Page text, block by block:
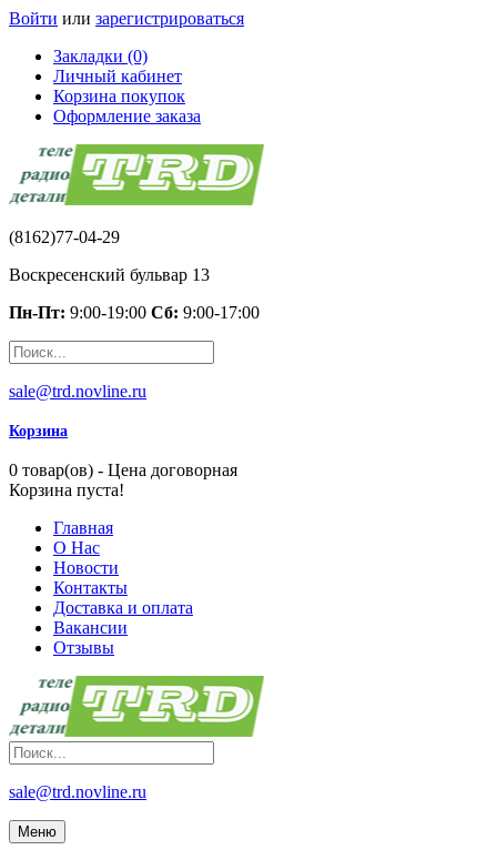
Войти или зарегистрироваться
Закладки (0)
Личный кабинет
Корзина покупок
Оформление заказа
(8162)77-04-29
Воскресенский бульвар 13
Пн-Пт: 9:00-19:00 Сб: 9:00-17:00
sale@trd.novline.ru
Корзина
0 товар(ов) - Цена договорная
Корзина пуста!
Главная
О Нас
Новости
Контакты
Доставка и оплата
Вакансии
Отзывы
sale@trd.novline.ru
Меню